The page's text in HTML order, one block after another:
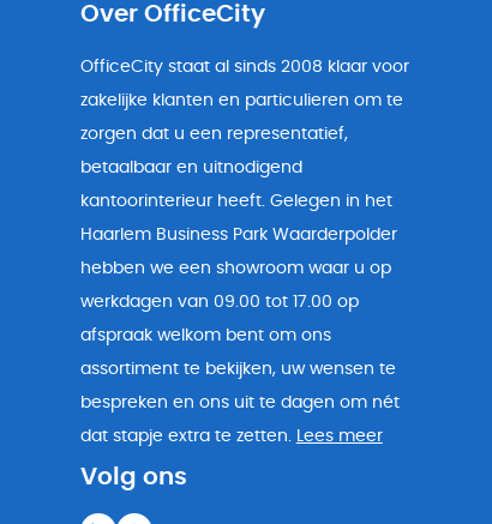
Over OfficeCity
OfficeCity staat al sinds 2008 klaar voor
zakelijke klanten en particulieren om te
zorgen dat u een representatief,
betaalbaar en uitnodigend
kantoorinterieur heeft. Gelegen in het
Haarlem Business Park Waarderpolder
hebben we een showroom waar u op
werkdagen van 09.00 tot 17.00 op
afspraak welkom bent om ons
assortiment te bekijken, uw wensen te
bespreken en ons uit te dagen om nét
dat stapje extra te zetten. Lees meer
Volg ons